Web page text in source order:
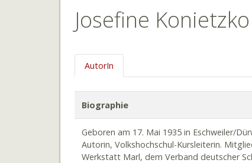
Josefine Konietzko
AutorIn
Biographie
Geboren am 17. Mai 1935 in Eschweiler/
Autorin, Volkshochschul-Kursleiterin.
Werkstatt Marl, dem Verband deutscher